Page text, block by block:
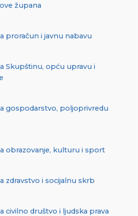
župana
proračun i javnu nabavu
Skupštinu, opću upravu i
gospodarstvo, poljoprivredu
obrazovanje, kulturu i sport
zdravstvo i socijalnu skrb
civilno društvo i ljudska prava